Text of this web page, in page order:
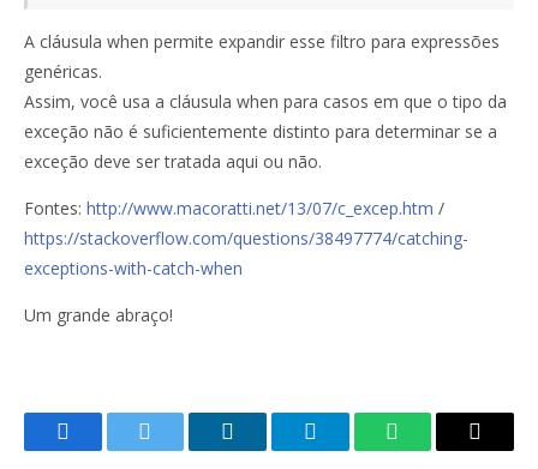
A cláusula when permite expandir esse filtro para expressões
genéricas.
Assim, você usa a cláusula when para casos em que o tipo da
exceção não é suficientemente distinto para determinar se a
exceção deve ser tratada aqui ou não.
Fontes: http://www.macoratti.net/13/07/c_excep.htm /
https://stackoverflow.com/questions/38497774/catching-
exceptions-with-catch-when
Um grande abraço!
FacebookTwitter LinkedInTelegramWhatsAppCopy